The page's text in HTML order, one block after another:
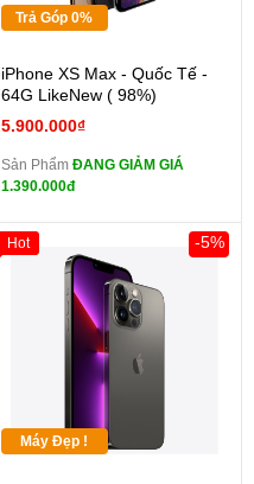
Trả Góp 0%
iPhone XS Max - Quốc Tế -
64G LikeNew ( 98%)
5.900.000₫
Sản Phẩm ĐANG GIẢM GIÁ
1.390.000đ
Máy Đẹp !
-5%
Hot